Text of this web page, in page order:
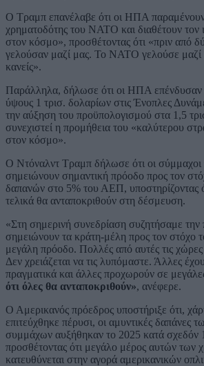
Ο Τραμπ επανέλαβε ότι οι ΗΠΑ
χρηματοδότης του ΝΑΤΟ και διαθέτουν τον
στον κόσμο», προσθέτοντας ότι «πριν από
γελούσαν μαζί μας. Το ΝΑΤΟ γελούσε μαζί
κανείς».
Παράλληλα, δήλωσε ότι οι ΗΠΑ επένδυσαν
ύψους 1 τρισ. δολαρίων στις Ένοπλες
την αύξηση του προϋπολογισμού στα 1,5
συνεχιστεί η προμήθεια του «καλύτερου
στον κόσμο».
Ο Ντόναλντ Τραμπ δήλωσε ότι οι
σημειώνουν σημαντική πρόοδο προς τον
δαπανών στο 5% του ΑΕΠ, υποστηρίζοντας
τελικά θα ανταποκριθούν στη δέσμευση.
«Στη σημερινή συνεδρίαση συζητήσαμε
σημειώνουν τα κράτη-μέλη προς τον στόχο
μεγάλη πρόοδο. Πολλές από αυτές τις χώρες
Δεν χρειάζεται να τις λυπόμαστε. Άλλες
πραγματικά και άλλες προχωρούν σε
ότι όλες θα ανταποκριθούν», ανέφερε.
Ο Αμερικανός πρόεδρος υποστήριξε ότι,
επιτεύχθηκε πέρυσι, οι αμυντικές δαπάνες
συμμάχων αυξήθηκαν το 2025 κατά σχεδόν
προσθέτοντας ότι μεγάλο μέρος αυτών των
κατευθύνεται στην αγορά αμερικανικών